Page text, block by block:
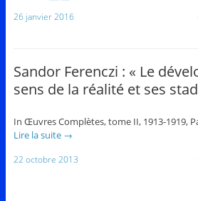
26 janvier 2016
Sandor Ferenczi : « Le
sens de la réalité et ses
In Œuvres Complètes, tome II, 1913-1919,
Lire la suite →
22 octobre 2013